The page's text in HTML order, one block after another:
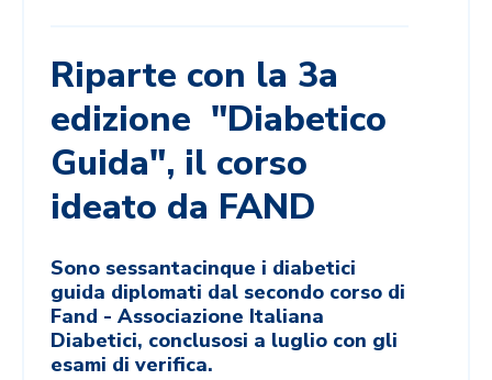
Riparte con la 3a
edizione "Diabetico
Guida", il corso
ideato da FAND
Sono sessantacinque i diabetici
guida diplomati dal secondo corso di
Fand - Associazione Italiana
Diabetici, conclusosi a luglio con gli
esami di verifica.